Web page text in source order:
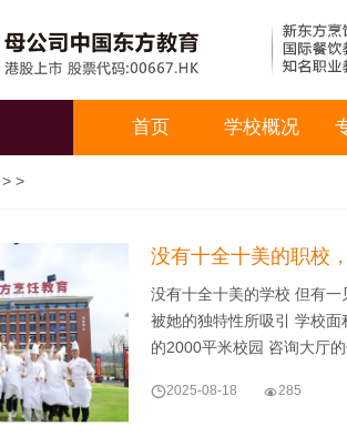
首页 学校概况
> >
没有十全十美的职校
没有十全十美的学校 但有
被她的独特性所吸引 学校
的2000平米校园 咨询大厅
2025-08-18 285